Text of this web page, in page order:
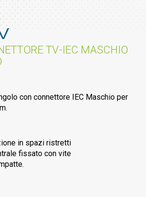
TV-IEC MASCHIO
con connettore IEC Maschio per
in spazi ristretti
fissato con vite